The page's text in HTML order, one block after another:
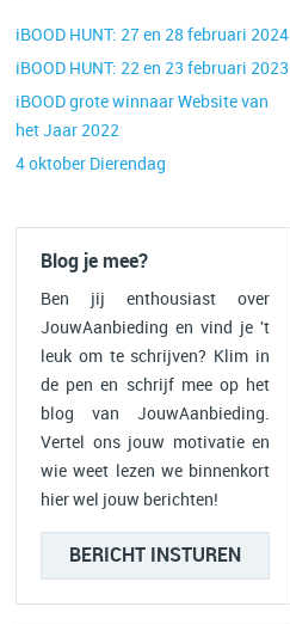
iBOOD HUNT: 27 en 28 februari 2024
iBOOD HUNT: 22 en 23 februari 2023
iBOOD grote winnaar Website van
het Jaar 2022
4 oktober Dierendag
Blog je mee?
Ben jij enthousiast over
JouwAanbieding en vind je 't
leuk om te schrijven? Klim in
de pen en schrijf mee op het
blog van JouwAanbieding.
Vertel ons jouw motivatie en
wie weet lezen we binnenkort
hier wel jouw berichten!
BERICHT INSTUREN